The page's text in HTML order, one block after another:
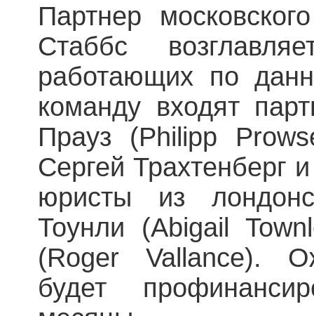
Партнер
Стаббс
работающих по
команду входят
Прауз (Philipp
Сергей Трахтенберг
юристы из
Тоунли (Abigail
(Roger Vallance).
будет